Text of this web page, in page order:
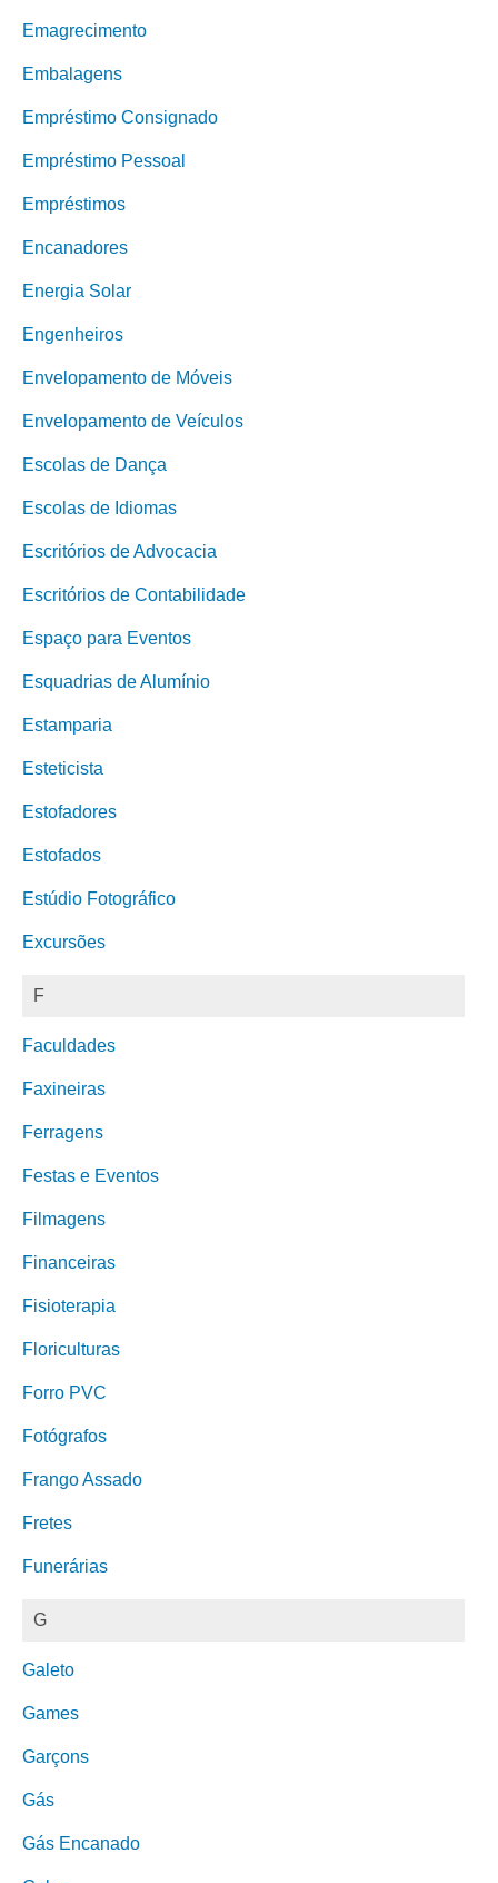
Emagrecimento
Embalagens
Empréstimo Consignado
Empréstimo Pessoal
Empréstimos
Encanadores
Energia Solar
Engenheiros
Envelopamento de Móveis
Envelopamento de Veículos
Escolas de Dança
Escolas de Idiomas
Escritórios de Advocacia
Escritórios de Contabilidade
Espaço para Eventos
Esquadrias de Alumínio
Estamparia
Esteticista
Estofadores
Estofados
Estúdio Fotográfico
Excursões
F
Faculdades
Faxineiras
Ferragens
Festas e Eventos
Filmagens
Financeiras
Fisioterapia
Floriculturas
Forro PVC
Fotógrafos
Frango Assado
Fretes
Funerárias
G
Galeto
Games
Garçons
Gás
Gás Encanado